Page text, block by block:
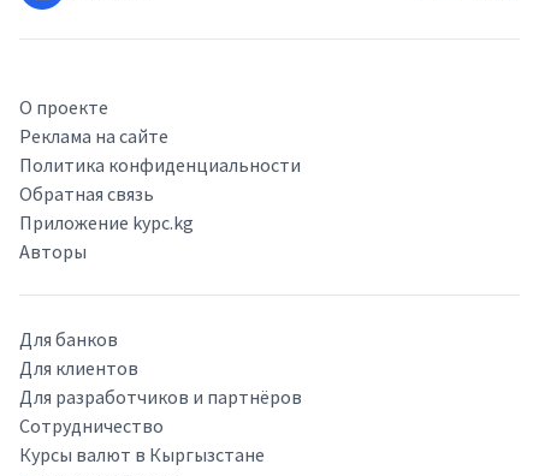
О проекте
Реклама на сайте
Политика конфиденциальности
Обратная связь
Приложение kypc.kg
Авторы
Для банков
Для клиентов
Для разработчиков и партнёров
Сотрудничество
Курсы валют в Кыргызстане